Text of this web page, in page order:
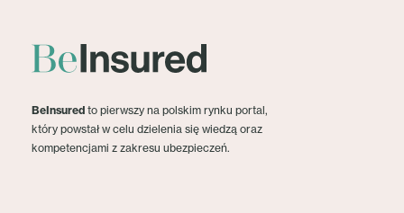
BeInsured to pierwszy na polskim rynku portal,
który powstał w celu dzielenia się wiedzą oraz
kompetencjami z zakresu ubezpieczeń.